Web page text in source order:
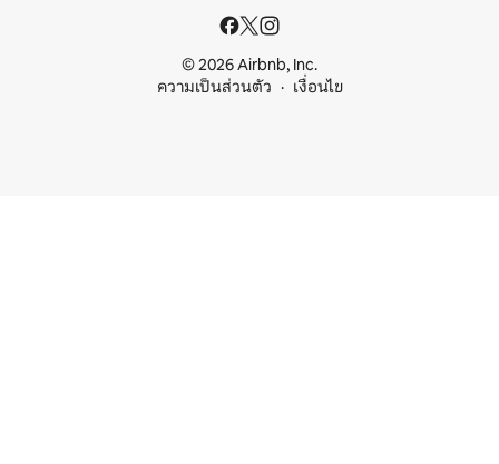
© 2026 Airbnb, Inc.
ความเป็นส่วนตัว
เงื่อนไข